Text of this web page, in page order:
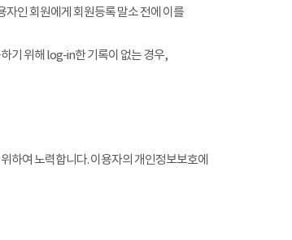
인 회원에게 회원등록 말소 전에 이를
기 위해 log-in한 기록이 없는 경우,
하여 노력합니다. 이용자의 개인정보보호에